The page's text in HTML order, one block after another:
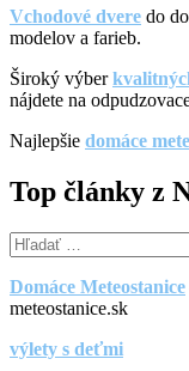
Vchodové dvere do
modelov a farieb.
Široký výber
nájdete na
Najlepšie domáce
Top články z
Hľadať:
Domáce Meteostanice
meteostanice.sk
výlety s deťmi